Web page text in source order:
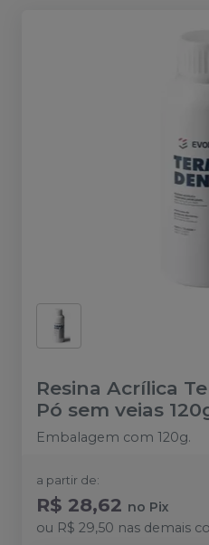
Resina Acrílica
Pó sem veias
Embalagem com 120g.
a partir de:
R$ 28,62 no Pix
ou R$ 29,50 nas demais